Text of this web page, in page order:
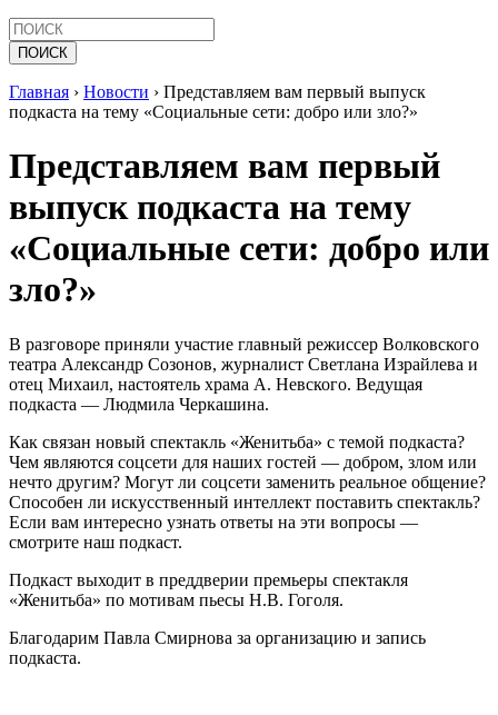
Главная › Новости › Представляем вам первый выпуск
подкаста на тему «Социальные сети: добро или зло?»
Представляем вам первый
выпуск подкаста на тему
«Социальные сети: добро или
зло?»
В разговоре приняли участие главный режиссер Волковского
театра Александр Созонов, журналист Светлана Израйлева и
отец Михаил, настоятель храма А. Невского. Ведущая
подкаста — Людмила Черкашина.
Как связан новый спектакль «Женитьба» с темой подкаста?
Чем являются соцсети для наших гостей — добром, злом или
нечто другим? Могут ли соцсети заменить реальное общение?
Способен ли искусственный интеллект поставить спектакль?
Если вам интересно узнать ответы на эти вопросы —
смотрите наш подкаст.
Подкаст выходит в преддверии премьеры спектакля
«Женитьба» по мотивам пьесы Н.В. Гоголя.
Благодарим Павла Смирнова за организацию и запись
подкаста.